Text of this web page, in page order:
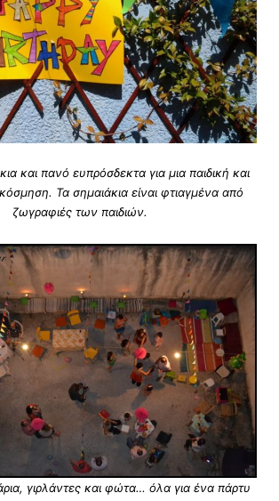
και πανό ευπρόσδεκτα για μια παιδική και
Τα σημαιάκια είναι φτιαγμένα από
ζωγραφιές των παιδιών.
γιρλάντες και φώτα… όλα για ένα πάρτυ